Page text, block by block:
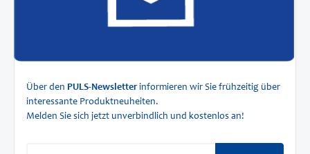
Über den PULS-Newsletter informieren wir Sie frühzeitig über
interessante Produktneuheiten.
Melden Sie sich jetzt unverbindlich und kostenlos an!